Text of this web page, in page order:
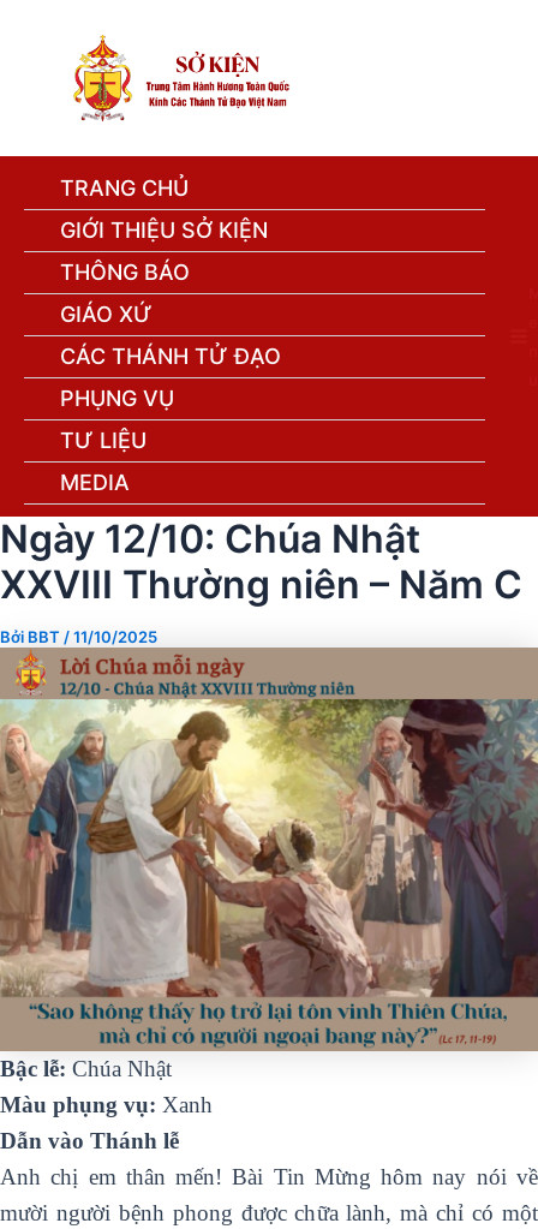
TRANG CHỦ
GIỚI THIỆU SỞ KIỆN
THÔNG BÁO
GIÁO XỨ
CÁC THÁNH TỬ ĐẠO
PHỤNG VỤ
TƯ LIỆU
MEDIA
Ngày 12/10: Chúa Nhật
XXVIII Thường niên – Năm C
BởiBBT /11/10/2025
Bậc lễ: Chúa Nhật
Màu phụng vụ: Xanh
Dẫn vào Thánh lễ
Anh chị em thân mến! Bài Tin Mừng hôm nay nói về
mười người bệnh phong được chữa lành, mà chỉ có một